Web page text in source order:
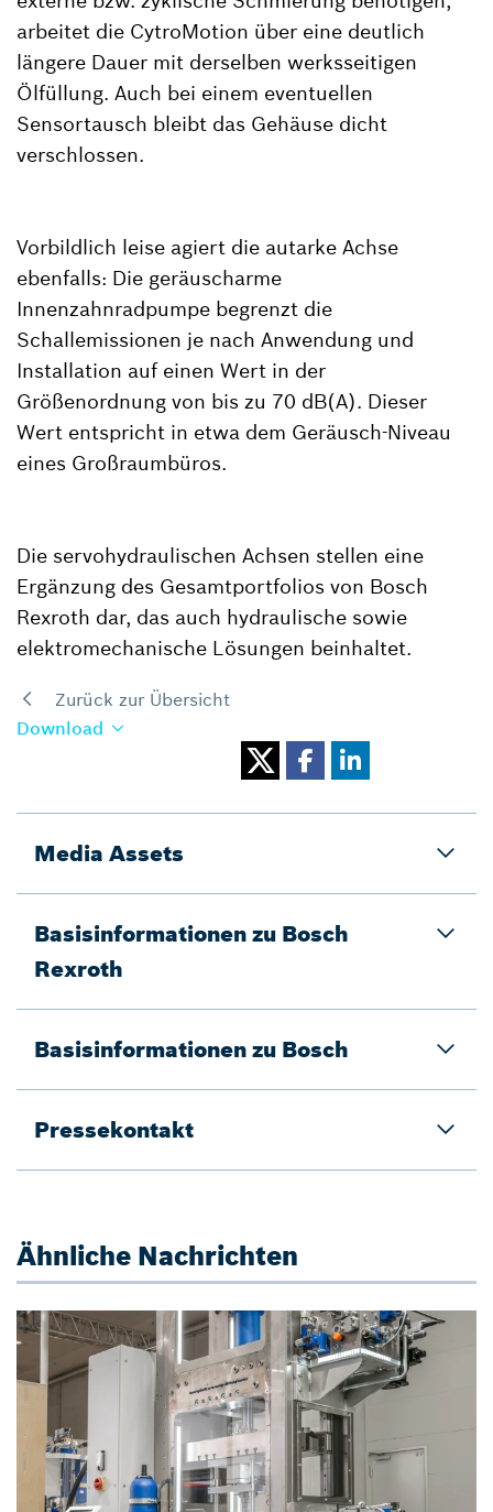
arbeitet die CytroMotion über eine deutlich
längere Dauer mit derselben werksseitigen
Ölfüllung. Auch bei einem eventuellen
Sensortausch bleibt das Gehäuse dicht
verschlossen.
Vorbildlich leise agiert die autarke Achse
ebenfalls: Die geräuscharme
Innenzahnradpumpe begrenzt die
Schallemissionen je nach Anwendung und
Installation auf einen Wert in der
Größenordnung von bis zu 70 dB(A). Dieser
Wert entspricht in etwa dem Geräusch-Niveau
eines Großraumbüros.
Die servohydraulischen Achsen stellen eine
Ergänzung des Gesamtportfolios von Bosch
Rexroth dar, das auch hydraulische sowie
elektromechanische Lösungen beinhaltet.
Zurück zur Übersicht
Download
Media Assets
Basisinformationen zu Bosch
Rexroth
Basisinformationen zu Bosch
Pressekontakt
Ähnliche Nachrichten